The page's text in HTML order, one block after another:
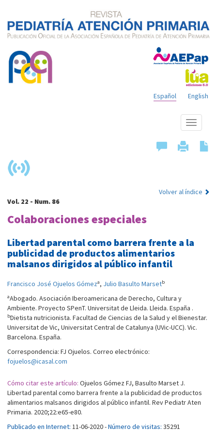
English
Español
Mostrar
menú
Volver al índice
Vol. 22 - Num. 86
Colaboraciones especiales
Libertad parental como barrera frente a la
publicidad de productos alimentarios
malsanos dirigidos al público infantil
Francisco José Ojuelos Gómeza, Julio Basulto Marsetb
aAbogado. Asociación Iberoamericana de Derecho, Cultura y
Ambiente. Proyecto SPenT. Universitat de Lleida. Lleida. España .
bDietista nutricionista. Facultad de Ciencias de la Salud y el Bienestar.
Universitat de Vic, Universitat Central de Catalunya (UVic-UCC). Vic.
Barcelona. España.
Correspondencia: FJ Ojuelos. Correo electrónico:
fojuelos@icasal.com
Cómo citar este artículo: Ojuelos Gómez FJ, Basulto Marset J.
Libertad parental como barrera frente a la publicidad de productos
alimentarios malsanos dirigidos al público infantil. Rev Pediatr Aten
Primaria. 2020;22:e65-e80.
Publicado en Internet: 11-06-2020 -Número de visitas: 35291